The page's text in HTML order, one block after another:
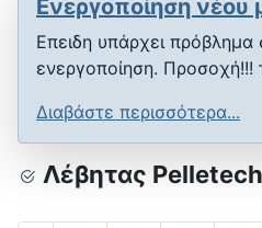
Ενεργοποίηση νέου
Επειδη υπάρχει
ενεργοποίηση. Προσοχή!!!
Διαβάστε περισσότερα...
Λέβητας